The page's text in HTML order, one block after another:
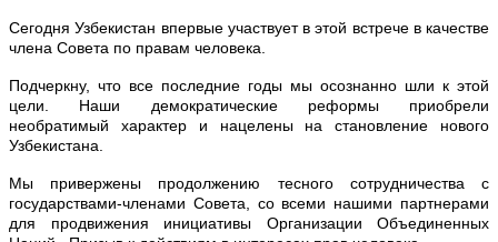
Сегодня Узбекистан впервые участвует в этой встрече в качестве
члена Совета по правам человека.
Подчеркну, что все последние годы мы осознанно шли к этой
цели. Наши демократические реформы приобрели
необратимый характер и нацелены на становление нового
Узбекистана.
Мы привержены продолжению тесного сотрудничества с
государствами-членами Совета, со всеми нашими партнерами
для продвижения инициативы Организации Объединенных